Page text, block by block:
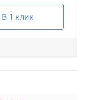
В 1 клик